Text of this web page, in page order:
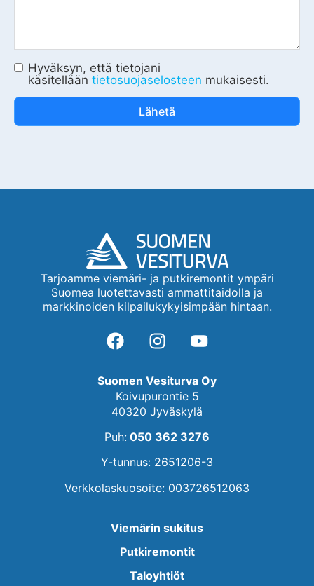
Hyväksyn, että tietojani
käsitellään tietosuojaselosteen mukaisesti.
Lähetä
Tarjoamme viemäri- ja putkiremontit ympäri
Suomea luotettavasti ammattitaidolla ja
markkinoiden kilpailukykyisimpään hintaan.
Suomen Vesiturva Oy
Koivupurontie 5
40320 Jyväskylä
Puh: 050 362 3276
Y-tunnus: 2651206-3
Verkkolaskuosoite: 003726512063
Viemärin sukitus
Putkiremontit
Taloyhtiöt